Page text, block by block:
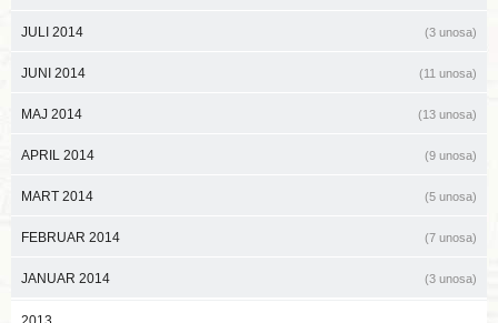
JULI 2014 (3 unosa)
JUNI 2014 (11 unosa)
MAJ 2014 (13 unosa)
APRIL 2014 (9 unosa)
MART 2014 (5 unosa)
FEBRUAR 2014 (7 unosa)
JANUAR 2014 (3 unosa)